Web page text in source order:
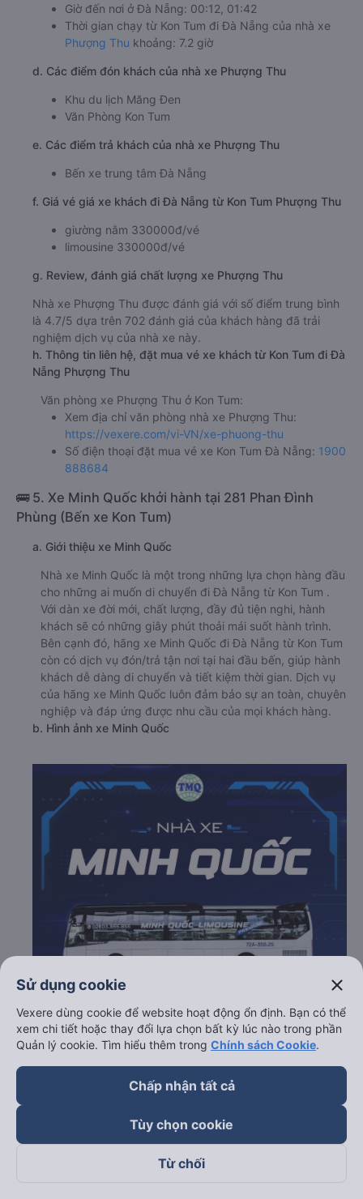
Giờ đến nơi ở Đà Nẵng: 00:12, 01:42
Thời gian chạy từ Kon Tum đi Đà Nẵng của nhà xe
Phượng Thu khoảng: 7.2 giờ
d. Các điểm đón khách của nhà xe Phượng Thu
Khu du lịch Măng Đen
Văn Phòng Kon Tum
e. Các điểm trả khách của nhà xe Phượng Thu
Bến xe trung tâm Đà Nẵng
f. Giá vé giá xe khách đi Đà Nẵng từ Kon Tum Phượng Thu
giường nằm 330000đ/vé
limousine 330000đ/vé
g. Review, đánh giá chất lượng xe Phượng Thu
Nhà xe Phượng Thu được đánh giá với số điểm trung bình
là 4.7/5 dựa trên 702 đánh giá của khách hàng đã trải
nghiệm dịch vụ của nhà xe này.
h. Thông tin liên hệ, đặt mua vé xe khách từ Kon Tum đi Đà
Nẵng Phượng Thu
Văn phòng xe Phượng Thu ở Kon Tum:
Xem địa chỉ văn phòng nhà xe Phượng Thu:
https://vexere.com/vi-VN/xe-phuong-thu
Số điện thoại đặt mua vé xe Kon Tum Đà Nẵng: 1900
888684
🚌 5. Xe Minh Quốc khởi hành tại 281 Phan Đình
Phùng (Bến xe Kon Tum)
a. Giới thiệu xe Minh Quốc
Nhà xe Minh Quốc là một trong những lựa chọn hàng đầu
cho những ai muốn di chuyển đi Đà Nẵng từ Kon Tum .
Với dàn xe đời mới, chất lượng, đầy đủ tiện nghi, hành
khách sẽ có những giây phút thoải mái suốt hành trình.
Bên cạnh đó, hãng xe Minh Quốc đi Đà Nẵng từ Kon Tum
còn có dịch vụ đón/trả tận nơi tại hai đầu bến, giúp hành
khách dễ dàng di chuyển và tiết kiệm thời gian. Dịch vụ
của hãng xe Minh Quốc luôn đảm bảo sự an toàn, chuyên
nghiệp và đáp ứng được nhu cầu của mọi khách hàng.
b. Hình ảnh xe Minh Quốc
Giờ xuất phát ở Kon Tum: 19:30, 20:00, 19:55,
20:20, 20:25, 20:45, 20:50, 21:15
Sử dụng cookie close
Vexere dùng cookie để website hoạt động ổn định. Bạn có thể
xem chi tiết hoặc thay đổi lựa chọn bất kỳ lúc nào trong phần
Quản lý cookie. Tìm hiểu thêm trong Chính sách Cookie.
Chấp nhận tất cả
Tùy chọn cookie
Từ chối